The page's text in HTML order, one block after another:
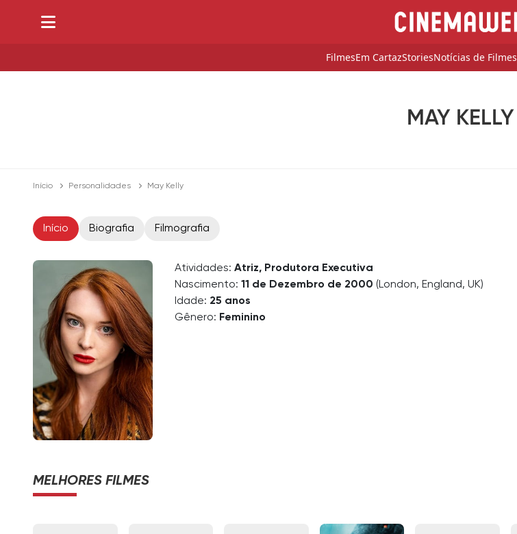
FilmesEm CartazStoriesNotícias de Filmes
MAY KELLY
Início Personalidades May Kelly
Início Biografia Filmografia
Atividades: Atriz, Produtora Executiva
Nascimento: 11 de Dezembro de 2000 (London, England, UK)
Idade: 25 anos
Gênero: Feminino
MELHORES FILMES